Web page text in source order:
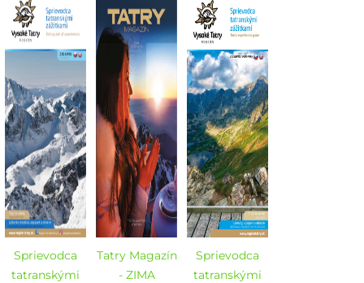
zážitkami -
LETO 2019
LETO 2019
Vysoké Tatry
Sprievodca
tatranskými
Tatry Magazín
- ZIMA
Sprievodca
tatranskými